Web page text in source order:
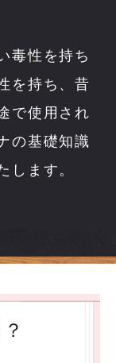
毒性を持ち
を持ち、昔
で使用され
の基礎知識
します。